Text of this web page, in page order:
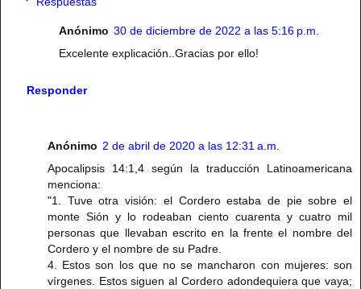
Anónimo 30 de diciembre de 2022 a las 5:16 p.m.
Excelente explicación..Gracias por ello!
Responder
Anónimo 2 de abril de 2020 a las 12:31 a.m.
Apocalipsis 14:1,4 según la traducción Latinoamericana
menciona:
"1. Tuve otra visión: el Cordero estaba de pie sobre el
monte Sión y lo rodeaban ciento cuarenta y cuatro mil
personas que llevaban escrito en la frente el nombre del
Cordero y el nombre de su Padre.
4. Estos son los que no se mancharon con mujeres: son
vírgenes. Estos siguen al Cordero adondequiera que vaya;